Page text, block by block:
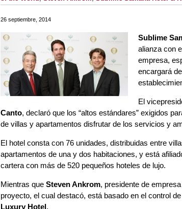
26 septiembre, 2014
Sublime
alianza con
empresa,
encargará
El
Canto, declaró que los “altos estándares” exigidos
de villas y apartamentos disfrutar de los servicios y
El hotel consta con 76 unidades, distribuidas entre
apartamentos de una y dos habitaciones, y está
cartera con más de 520 pequeños hoteles de lujo.
Mientras que Steven Ankrom, presidente de
proyecto, el cual destacó, está basado en el control
Luxury Hotel.